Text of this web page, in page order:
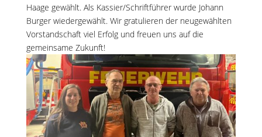
Haage gewählt. Als Kassier/Schriftführer wurde Johann
Burger wiedergewählt. Wir gratulieren der neugewählten
Vorstandschaft viel Erfolg und freuen uns auf die
gemeinsame Zukunft!